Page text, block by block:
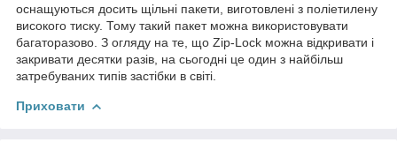
оснащуються досить щільні пакети, виготовлені з поліетилену
високого тиску. Тому такий пакет можна використовувати
багаторазово. З огляду на те, що Zip-Lock можна відкривати і
закривати десятки разів, на сьогодні це один з найбільш
затребуваних типів застібки в світі.
Приховати